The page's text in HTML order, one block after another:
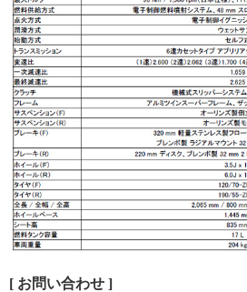
[ お問い合わせ ]